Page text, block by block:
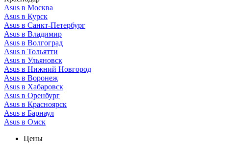
Asus в Москва
Asus в Курск
Asus в Санкт-Петербург
Asus в Владимир
Asus в Волгоград
Asus в Тольятти
Asus в Ульяновск
Asus в Нижний Новгород
Asus в Воронеж
Asus в Хабаровск
Asus в Оренбург
Asus в Красноярск
Asus в Барнаул
Asus в Омск
Цены